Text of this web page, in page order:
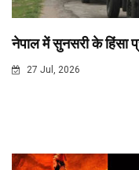
नेपाल में सुनसरी के हिंसा
27 Jul, 2026